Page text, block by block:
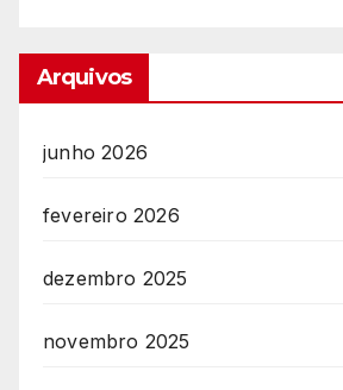
Arquivos
junho 2026
fevereiro 2026
dezembro 2025
novembro 2025